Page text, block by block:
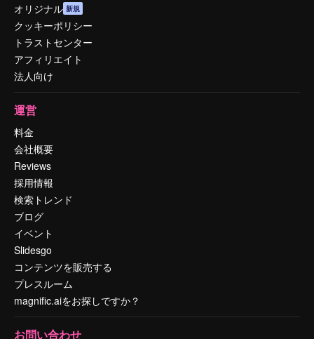
オリジナル 新規
クッキーポリシー
トラストセンター
アフィリエイト
法人向け
運営
料金
会社概要
Reviews
採用情報
検索トレンド
ブログ
イベント
Slidesgo
コンテンツを販売する
プレスルーム
magnific.aiをお探しですか？
お問い合わせ